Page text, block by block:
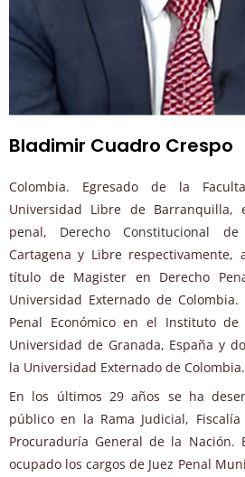
Bladimir Cuadro Crespo
Colombia. Egresado de la
Universidad Libre de Barranquilla,
penal, Derecho Constitucional
Cartagena y Libre respectivamente,
título de Magister en Derecho
Universidad Externado de
Penal Económico en el Instituto
Universidad de Granada, España y
la Universidad Externado de Colombia.
En los últimos 29 años se ha
público en la Rama Judicial,
Procuraduría General de la Nación.
ocupado los cargos de Juez Penal